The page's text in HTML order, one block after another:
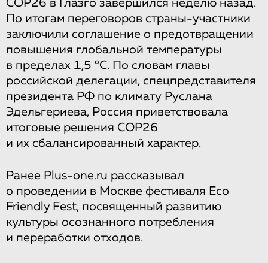
COP26 в Глазго завершился неделю назад.
По итогам переговоров страны-участники
заключили соглашение о предотвращении
повышения глобальной температуры
в пределах 1,5 °C. По словам главы
российской делегации, спецпредставителя
президента РФ по климату Руслана
Эдельгериева, Россия приветствовала
итоговые решения COP26
и их сбалансированный характер.
Ранее Plus-one.ru рассказывал
о проведении в Москве фестиваля Eco
Friendly Fest, посвященный развитию
культуры осознанного потребления
и переработки отходов.